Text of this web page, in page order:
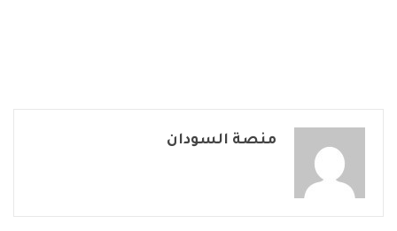
منصة السودان